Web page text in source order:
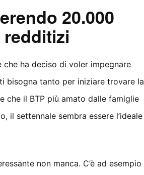
20.000
ha deciso di voler impegnare
bisogna tanto per iniziare trovare la
che il BTP più amato dalle famiglie
il settennale sembra essere l’ideale
non manca. C’è ad esempio